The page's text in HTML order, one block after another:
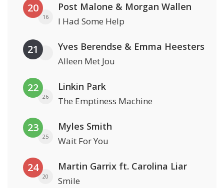
20
16
Post Malone & Morgan Wallen
I Had Some Help
21 Yves Berendse & Emma Heesters
Alleen Met Jou
22
26
Linkin Park
The Emptiness Machine
23
25
Myles Smith
Wait For You
24
20
Martin Garrix ft. Carolina Liar
Smile